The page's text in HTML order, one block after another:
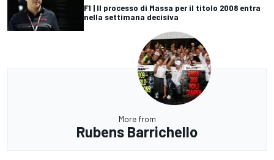
F1 | Il processo di Massa per il titolo 2008 entra
nella settimana decisiva
More from
Rubens Barrichello